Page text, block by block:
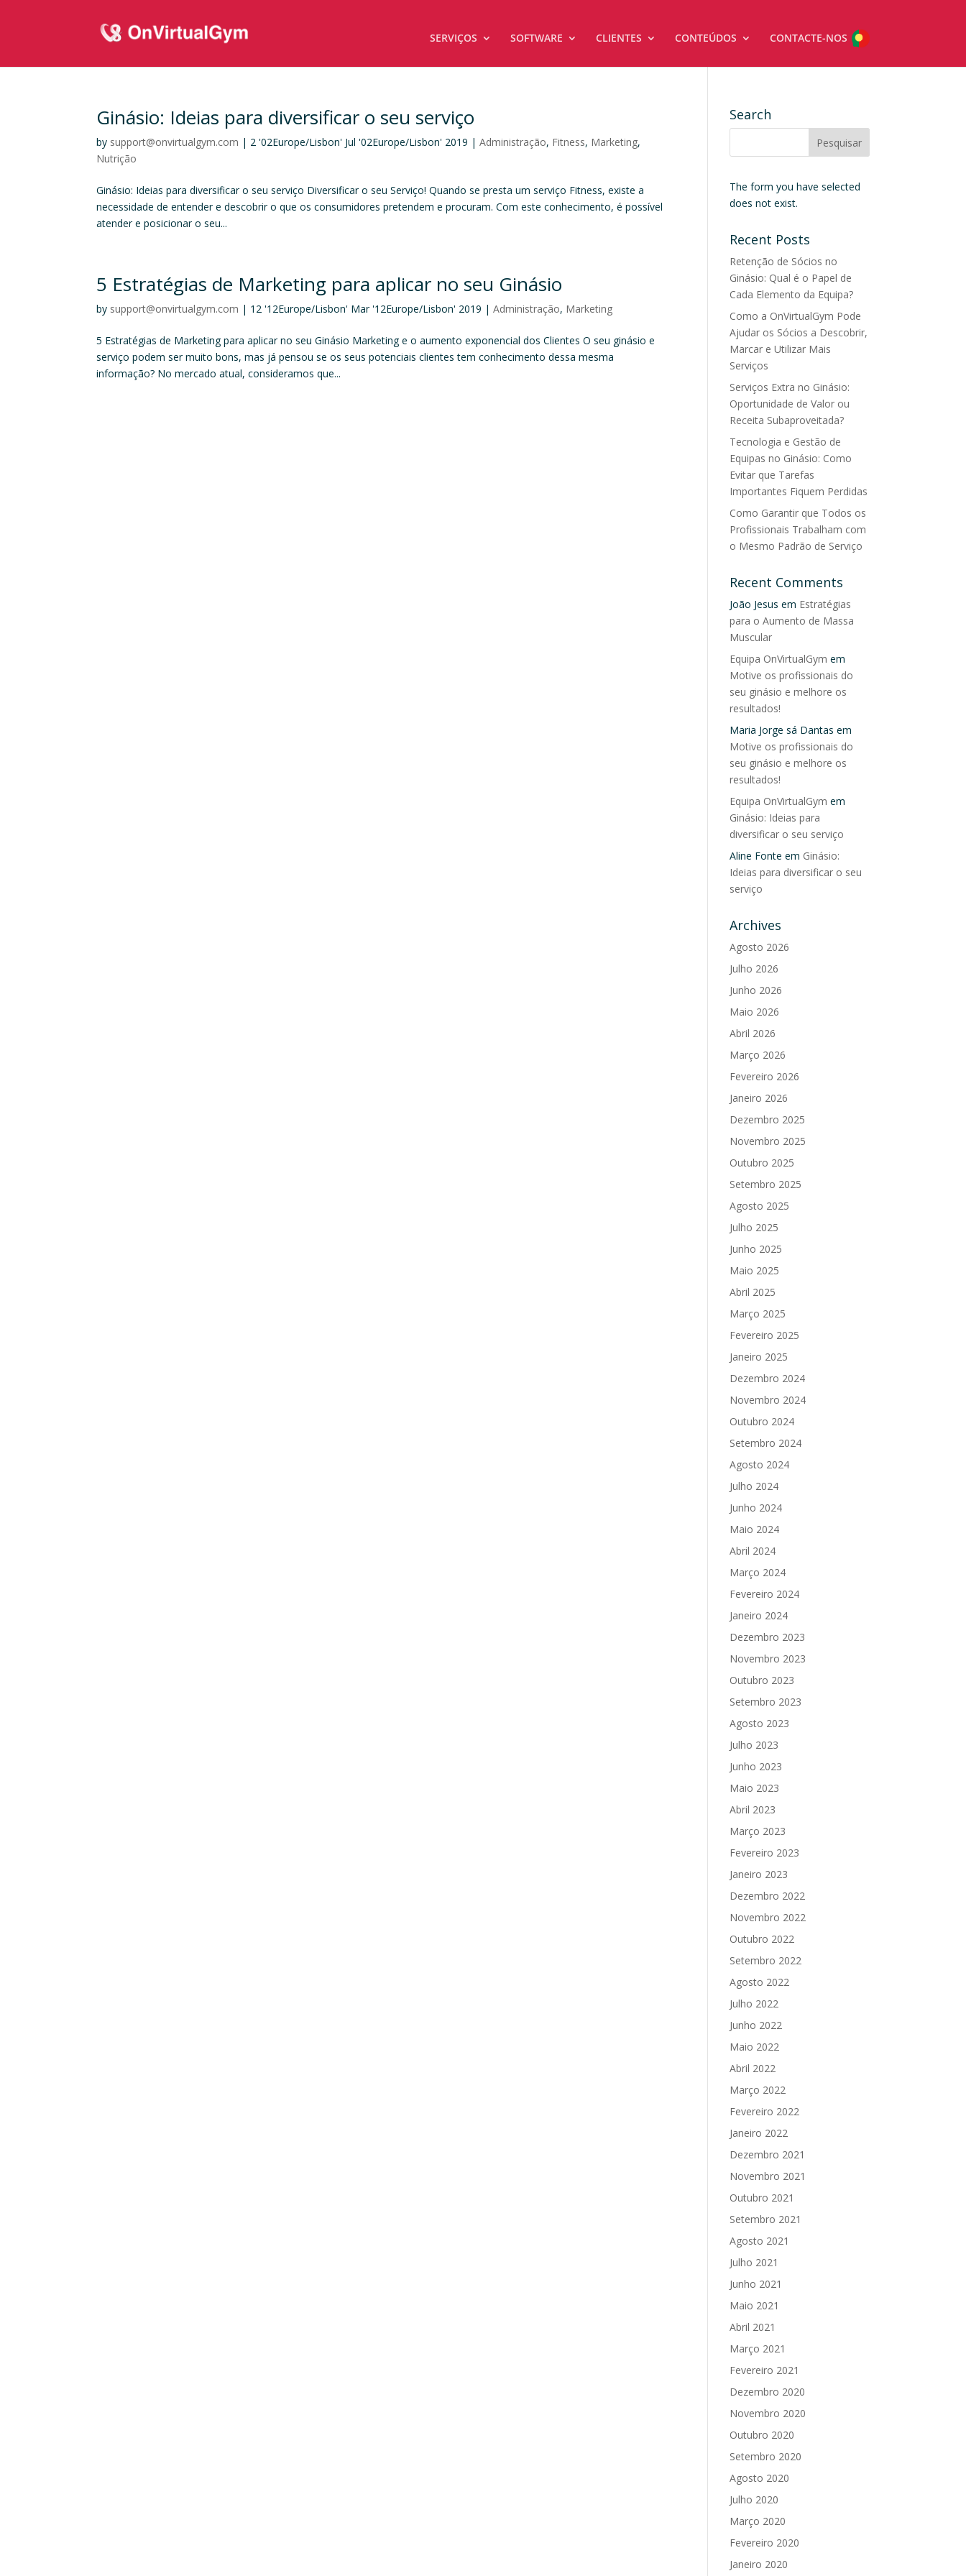
SERVIÇOS SOFTWARE CLIENTES CONTEÚDOS CONTACTE-NOS
Ginásio: Ideias para diversificar o seu serviço
by support@onvirtualgym.com | 2 '02Europe/Lisbon' Jul '02Europe/Lisbon' 2019 |Administração, Fitness, Marketing,
Nutrição
Ginásio: Ideias para diversificar o seu serviço Diversificar o seu Serviço! Quando se presta um serviço Fitness, existe a
necessidade de entender e descobrir o que os consumidores pretendem e procuram. Com este conhecimento, é possível
atender e posicionar o seu...
5 Estratégias de Marketing para aplicar no seu Ginásio
by support@onvirtualgym.com | 12 '12Europe/Lisbon' Mar '12Europe/Lisbon' 2019 |Administração, Marketing
5 Estratégias de Marketing para aplicar no seu Ginásio Marketing e o aumento exponencial dos Clientes O seu ginásio e
serviço podem ser muito bons, mas já pensou se os seus potenciais clientes tem conhecimento dessa mesma
informação? No mercado atual, consideramos que...
Search
The form you have selected
does not exist.
Recent Posts
Retenção de Sócios no
Ginásio: Qual é o Papel de
Cada Elemento da Equipa?
Como a OnVirtualGym Pode
Ajudar os Sócios a Descobrir,
Marcar e Utilizar Mais
Serviços
Serviços Extra no Ginásio:
Oportunidade de Valor ou
Receita Subaproveitada?
Tecnologia e Gestão de
Equipas no Ginásio: Como
Evitar que Tarefas
Importantes Fiquem Perdidas
Como Garantir que Todos os
Profissionais Trabalham com
o Mesmo Padrão de Serviço
Recent Comments
João Jesus em Estratégias
para o Aumento de Massa
Muscular
Equipa OnVirtualGym em
Motive os profissionais do
seu ginásio e melhore os
resultados!
Maria Jorge sá Dantas em
Motive os profissionais do
seu ginásio e melhore os
resultados!
Equipa OnVirtualGym em
Ginásio: Ideias para
diversificar o seu serviço
Aline Fonte em Ginásio:
Ideias para diversificar o seu
serviço
Archives
Agosto 2026
Julho 2026
Junho 2026
Maio 2026
Abril 2026
Março 2026
Fevereiro 2026
Janeiro 2026
Dezembro 2025
Novembro 2025
Outubro 2025
Setembro 2025
Agosto 2025
Julho 2025
Junho 2025
Maio 2025
Abril 2025
Março 2025
Fevereiro 2025
Janeiro 2025
Dezembro 2024
Novembro 2024
Outubro 2024
Setembro 2024
Agosto 2024
Julho 2024
Junho 2024
Maio 2024
Abril 2024
Março 2024
Fevereiro 2024
Janeiro 2024
Dezembro 2023
Novembro 2023
Outubro 2023
Setembro 2023
Agosto 2023
Julho 2023
Junho 2023
Maio 2023
Abril 2023
Março 2023
Fevereiro 2023
Janeiro 2023
Dezembro 2022
Novembro 2022
Outubro 2022
Setembro 2022
Agosto 2022
Julho 2022
Junho 2022
Maio 2022
Abril 2022
Março 2022
Fevereiro 2022
Janeiro 2022
Dezembro 2021
Novembro 2021
Outubro 2021
Setembro 2021
Agosto 2021
Julho 2021
Junho 2021
Maio 2021
Abril 2021
Março 2021
Fevereiro 2021
Dezembro 2020
Novembro 2020
Outubro 2020
Setembro 2020
Agosto 2020
Julho 2020
Março 2020
Fevereiro 2020
Janeiro 2020